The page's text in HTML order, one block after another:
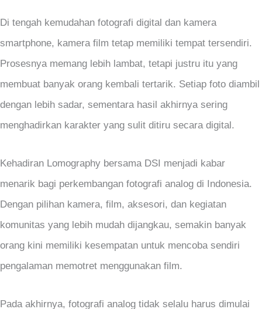
Di tengah kemudahan fotografi digital dan kamera
smartphone, kamera film tetap memiliki tempat tersendiri.
Prosesnya memang lebih lambat, tetapi justru itu yang
membuat banyak orang kembali tertarik. Setiap foto diambil
dengan lebih sadar, sementara hasil akhirnya sering
menghadirkan karakter yang sulit ditiru secara digital.
Kehadiran Lomography bersama DSI menjadi kabar
menarik bagi perkembangan fotografi analog di Indonesia.
Dengan pilihan kamera, film, aksesori, dan kegiatan
komunitas yang lebih mudah dijangkau, semakin banyak
orang kini memiliki kesempatan untuk mencoba sendiri
pengalaman memotret menggunakan film.
Pada akhirnya, fotografi analog tidak selalu harus dimulai